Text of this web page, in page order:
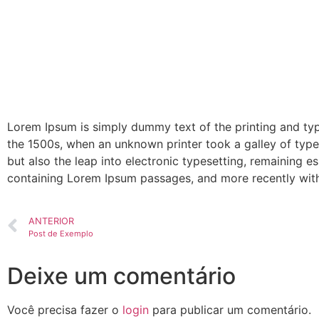
Lorem Ipsum is simply dummy text of the printing and
the 1500s, when an unknown printer took a galley of
but also the leap into electronic typesetting, remaining
containing Lorem Ipsum passages, and more recently
ANTERIOR
Post de Exemplo
Deixe um comentário
Você precisa fazer o login para publicar um comentário.